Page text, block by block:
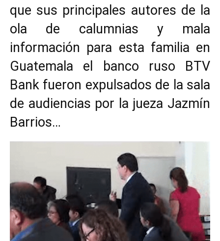
que sus principales autores de la
ola de calumnias y mala
información para esta familia en
Guatemala el banco ruso BTV
Bank fueron expulsados de la sala
de audiencias por la jueza Jazmín
Barrios…